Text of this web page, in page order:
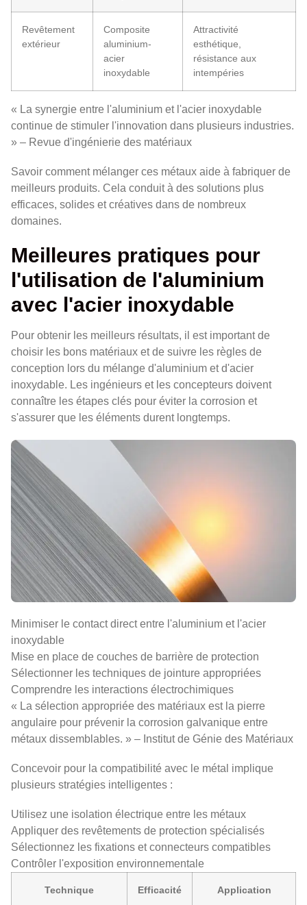
Revêtement
extérieur
Composite
aluminium-
acier
inoxydable
Attractivité
esthétique,
résistance aux
intempéries
« La synergie entre l'aluminium et l'acier inoxydable
continue de stimuler l'innovation dans plusieurs industries.
» – Revue d'ingénierie des matériaux
Savoir comment mélanger ces métaux aide à fabriquer de
meilleurs produits. Cela conduit à des solutions plus
efficaces, solides et créatives dans de nombreux
domaines.
Meilleures pratiques pour
l'utilisation de l'aluminium
avec l'acier inoxydable
Pour obtenir les meilleurs résultats, il est important de
choisir les bons matériaux et de suivre les règles de
conception lors du mélange d'aluminium et d'acier
inoxydable. Les ingénieurs et les concepteurs doivent
connaître les étapes clés pour éviter la corrosion et
s'assurer que les éléments durent longtemps.
Minimiser le contact direct entre l'aluminium et l'acier
inoxydable
Mise en place de couches de barrière de protection
Sélectionner les techniques de jointure appropriées
Comprendre les interactions électrochimiques
« La sélection appropriée des matériaux est la pierre
angulaire pour prévenir la corrosion galvanique entre
métaux dissemblables. » – Institut de Génie des Matériaux
Concevoir pour la compatibilité avec le métal implique
plusieurs stratégies intelligentes :
Utilisez une isolation électrique entre les métaux
Appliquer des revêtements de protection spécialisés
Sélectionnez les fixations et connecteurs compatibles
Contrôler l'exposition environnementale
Technique Efficacité Application